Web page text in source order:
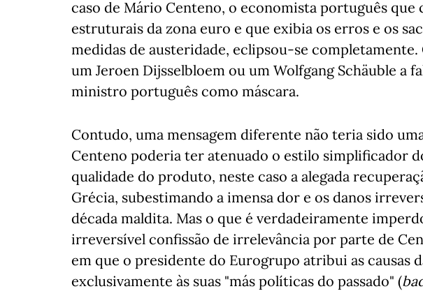
caso de Mário Centeno, o economista português que
estruturais da zona euro e que exibia os erros e os
medidas de austeridade, eclipsou-se
um Jeroen Dijsselbloem ou um Wolfgang Schäuble a
ministro português como máscara.
Contudo, uma mensagem diferente não teria sido
Centeno poderia ter atenuado o estilo simplificador
qualidade do produto, neste caso a alegada
Grécia, subestimando a imensa dor e os danos
década maldita. Mas o que é verdadeiramente
irreversível confissão de irrelevância por parte de
em que o presidente do Eurogrupo atribui as causas
exclusivamente às suas "más políticas do passado" (